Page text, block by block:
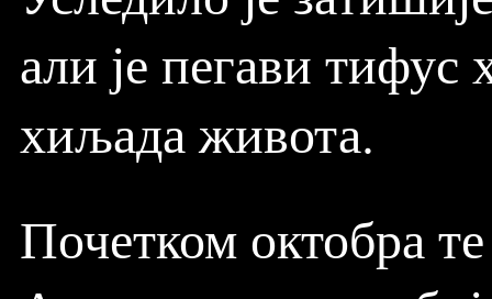
али је пегави
хиљада живота.
Почетком октобра